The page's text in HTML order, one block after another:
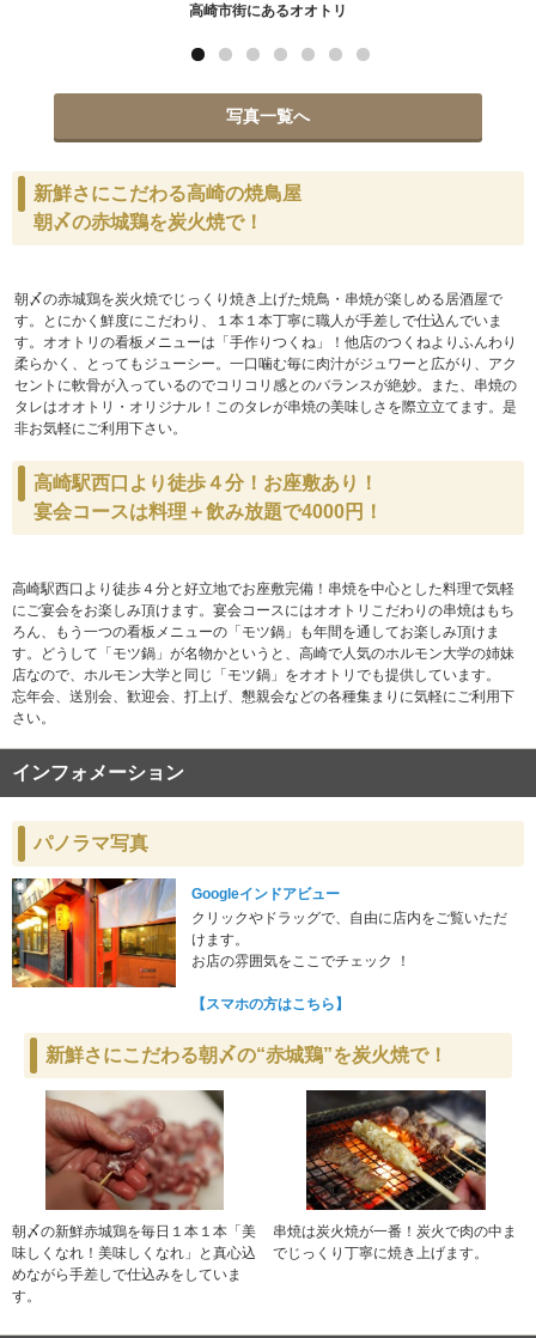
高崎市街にあるオオトリ
写真一覧へ
新鮮さにこだわる高崎の焼鳥屋
朝〆の赤城鶏を炭火焼で！
朝〆の赤城鶏を炭火焼でじっくり焼き上げた焼鳥・串焼が楽しめる居酒屋で
す。とにかく鮮度にこだわり、１本１本丁寧に職人が手差しで仕込んでいま
す。オオトリの看板メニューは「手作りつくね」！他店のつくねよりふんわり
柔らかく、とってもジューシー。一口噛む毎に肉汁がジュワーと広がり、アク
セントに軟骨が入っているのでコリコリ感とのバランスが絶妙。また、串焼の
タレはオオトリ・オリジナル！このタレが串焼の美味しさを際立立てます。是
非お気軽にご利用下さい。
高崎駅西口より徒歩４分！お座敷あり！
宴会コースは料理＋飲み放題で4000円！
高崎駅西口より徒歩４分と好立地でお座敷完備！串焼を中心とした料理で気軽
にご宴会をお楽しみ頂けます。宴会コースにはオオトリこだわりの串焼はもち
ろん、もう一つの看板メニューの「モツ鍋」も年間を通してお楽しみ頂けま
す。どうして「モツ鍋」が名物かというと、高崎で人気のホルモン大学の姉妹
店なので、ホルモン大学と同じ「モツ鍋」をオオトリでも提供しています。
忘年会、送別会、歓迎会、打上げ、懇親会などの各種集まりに気軽にご利用下
さい。
インフォメーション
パノラマ写真
Googleインドアビュー
クリックやドラッグで、自由に店内をご覧いただ
けます。
お店の雰囲気をここでチェック ！
【スマホの方はこちら】
新鮮さにこだわる朝〆の“赤城鶏”を炭火焼で！
朝〆の新鮮赤城鶏を毎日１本１本「美
味しくなれ！美味しくなれ」と真心込
めながら手差しで仕込みをしていま
す。
串焼は炭火焼が一番！炭火で肉の中ま
でじっくり丁寧に焼き上げます。